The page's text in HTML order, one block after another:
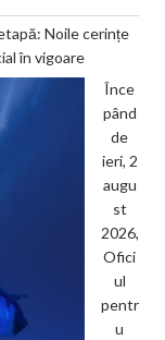
Noile cerințe
în vigoare
Înce
pând
de
ieri, 2
augu
st
2026,
Ofici
ul
pentr
u